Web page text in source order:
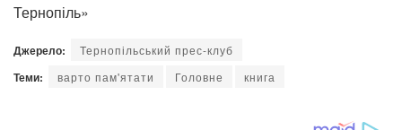
Тернопіль»
Джерело: Тернопільський прес-клуб
Теми: варто пам'ятати Головне книга